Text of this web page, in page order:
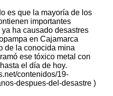
es que la mayoría de los
importantes
ha causado desastres
en Cajamarca
de la conocida mina
ese tóxico metal con
el día de hoy.
contenidos/19-
despues-del-desastre )